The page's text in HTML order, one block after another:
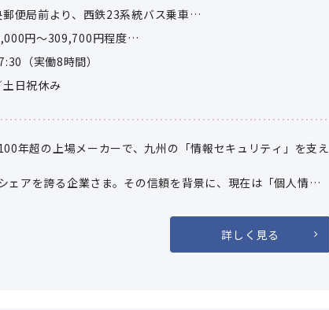
便局前より、西鉄23系統バス乗車
央」停留所 より徒歩2分
円～309,700円程度
より年齢や能力・経験等を考慮の上、優遇
を含みます。
（実働8時間）
日祝休み
年超の上場メーカーで、九州の「情報セキュリティ」を支え
ェアを誇る企業さま。その信頼を背景に、現在は「個人情報
客様から選ばれ続ける「製品の力」が、あなたの営業活動を
詳しく見る